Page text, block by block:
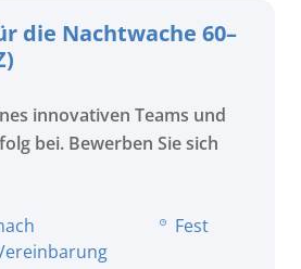
die Nachtwache 60–
innovativen Teams und
bei. Bewerben Sie sich
Fest